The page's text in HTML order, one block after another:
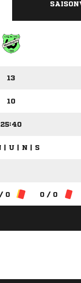
13
10
25:40
| U | N | S
0 0 / 0